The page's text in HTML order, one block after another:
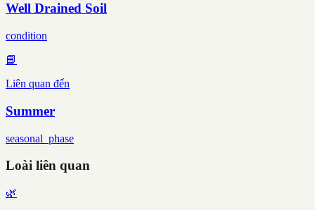
Well Drained Soil
condition
📘
Liên quan đến
Summer
seasonal_phase
Loài liên quan
🌿